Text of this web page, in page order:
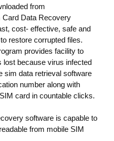
from
Data Recovery
cost- effective, safe and
restore corrupted files.
provides facility to
lost because virus infected
sim data retrieval software
number along with
card in countable clicks.
software is capable to
from mobile SIM